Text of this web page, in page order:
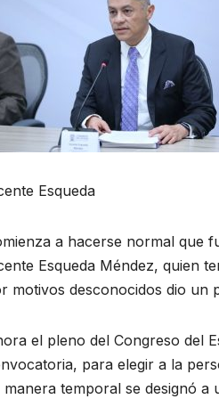
Esqueda
a hacerse normal que
Esqueda Méndez, quien
motivos desconocidos dio un
el pleno del Congreso del
para elegir a la
manera temporal se designó